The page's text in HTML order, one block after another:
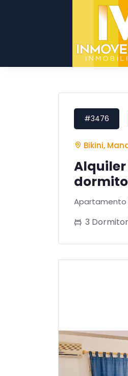
#3476
Bikini,
Apartamento
3